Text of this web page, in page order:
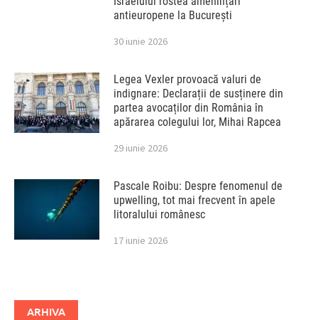
antieuropene la București
30 iunie 2026
Legea Vexler provoacă valuri de
indignare: Declarații de susținere din
partea avocaților din România în
apărarea colegului lor, Mihai Rapcea
29 iunie 2026
Pascale Roibu: Despre fenomenul de
upwelling, tot mai frecvent în apele
litoralului românesc
17 iunie 2026
ARHIVA